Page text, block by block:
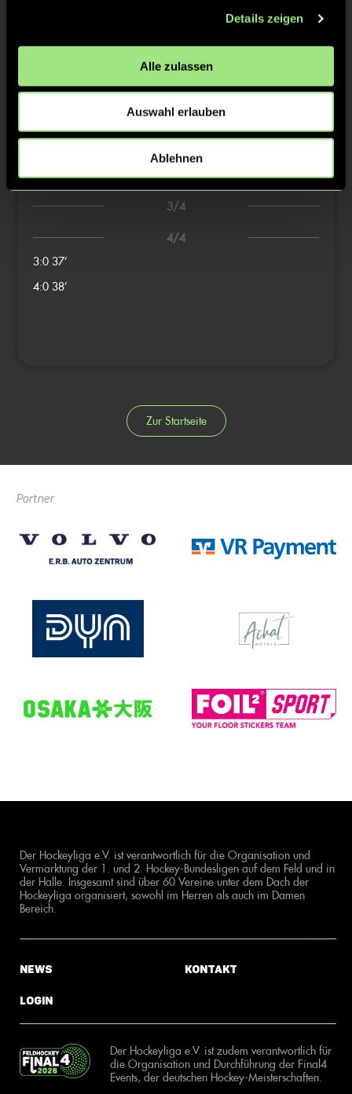
Details zeigen
Alle zulassen
Auswahl erlauben
Ablehnen
TW = Torwart & ETW = Ersatztorwart, K = Kapitän
Tore & Karten
1/4
2:0 13’
3/4
4/4
3:0 37’
4:0 38’
Zur Startseite
Partner
Der Hockeyliga e.V. ist verantwortlich für die Organisation und
Vermarktung der 1. und 2. Hockey-Bundesligen auf dem Feld und in
der Halle. Insgesamt sind über 60 Vereine unter dem Dach der
Hockeyliga organisiert, sowohl im Herren als auch im Damen
Bereich.
News
Login
Kontakt
Der Hockeyliga e.V. ist zudem verantwortlich für
die Organisation und Durchführung der Final4
Events, der deutschen Hockey-Meisterschaften.